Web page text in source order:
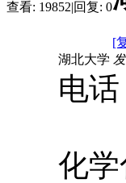
查看: 19852|回复: 0
[
湖北大学
电话
化